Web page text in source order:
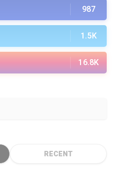
987
1.5K
16.8K
RECENT